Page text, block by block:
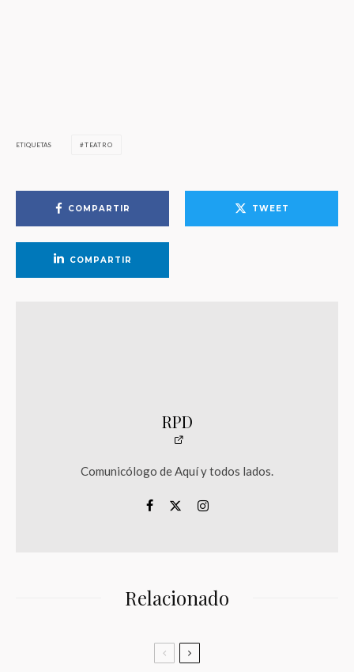
ETIQUETAS TEATRO
COMPARTIR TWEET
COMPARTIR
RPD
Comunicólogo de Aquí y todos lados.
Relacionado